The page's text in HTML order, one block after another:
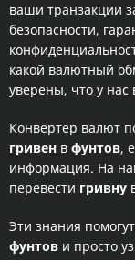
ваши транзакции
безопасности,
какой валютный
уверены, что у
Конвертер валют
гривен в фунтов,
информация. На
перевести гривну
Эти знания
фунтов и просто